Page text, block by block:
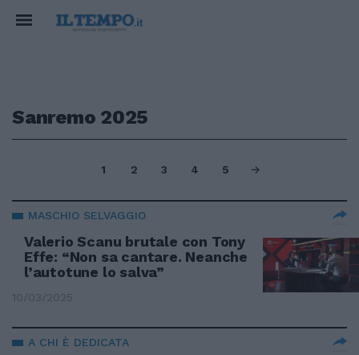
Sanremo 2025
1 2 3 4 5
MASCHIO SELVAGGIO
Valerio Scanu brutale con Tony
Effe: “Non sa cantare. Neanche
l’autotune lo salva”
10/03/2025
A CHI È DEDICATA